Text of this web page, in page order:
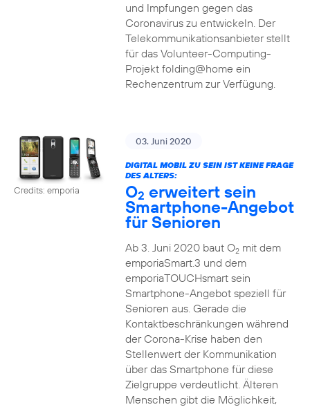
und Impfungen gegen das
Coronavirus zu entwickeln. Der
Telekommunikationsanbieter stellt
für das Volunteer-Computing-
Projekt folding@home ein
Rechenzentrum zur Verfügung.
Credits: emporia
03. Juni 2020
DIGITAL MOBIL ZU SEIN IST KEINE FRAGE
DES ALTERS:
O2 erweitert sein
Smartphone-Angebot
für Senioren
Ab 3. Juni 2020 baut O2mit dem
emporiaSmart.3 und dem
emporiaTOUCHsmart sein
Smartphone-Angebot speziell für
Senioren aus. Gerade die
Kontaktbeschränkungen während
der Corona-Krise haben den
Stellenwert der Kommunikation
über das Smartphone für diese
Zielgruppe verdeutlicht. Älteren
Menschen gibt die Möglichkeit,